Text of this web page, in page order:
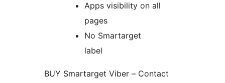
Apps visibility on all
pages
No Smartarget
label
BUY Smartarget Viber – Contact